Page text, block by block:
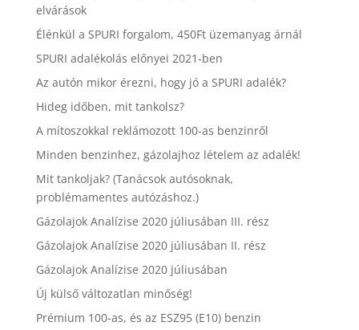
elvárások
Élénkül a SPURI forgalom, 450Ft üzemanyag árnál
SPURI adalékolás előnyei 2021-ben
Az autón mikor érezni, hogy jó a SPURI adalék?
Hideg időben, mit tankolsz?
A mítoszokkal reklámozott 100-as benzinről
Minden benzinhez, gázolajhoz lételem az adalék!
Mit tankoljak? (Tanácsok autósoknak,
problémamentes autózáshoz.)
Gázolajok Analízise 2020 júliusában III. rész
Gázolajok Analízise 2020 júliusában II. rész
Gázolajok Analízise 2020 júliusában
Új külső változatlan minőség!
Prémium 100-as, és az ESZ95 (E10) benzin